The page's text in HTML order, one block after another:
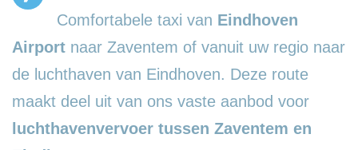
Comfortabele taxi van Eindhoven
Airport naar Zaventem of vanuit uw regio naar
de luchthaven van Eindhoven. Deze route
maakt deel uit van ons vaste aanbod voor
luchthavenvervoer tussen Zaventem en